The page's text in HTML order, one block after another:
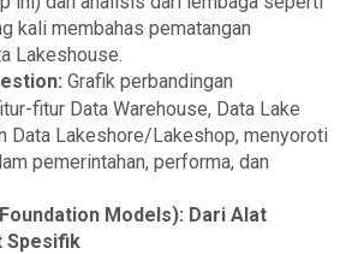
kali membahas pematangan
Lakeshouse.
Grafik perbandingan
fitur Data Warehouse, Data Lake
Data Lakeshore/Lakeshop, menyoroti
pemerintahan, performa, dan
Models): Dari Alat
Spesifik